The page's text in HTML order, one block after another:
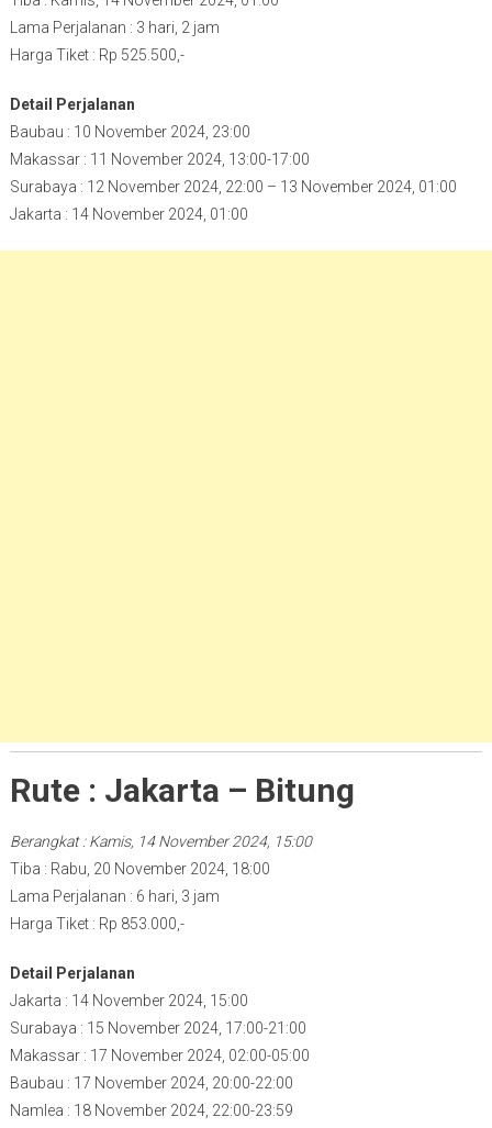
Lama Perjalanan : 3 hari, 2 jam
Harga Tiket : Rp 525.500,-
Detail Perjalanan
Baubau : 10 November 2024, 23:00
Makassar : 11 November 2024, 13:00-17:00
Surabaya : 12 November 2024, 22:00 – 13 November 2024, 01:00
Jakarta : 14 November 2024, 01:00
Rute : Jakarta – Bitung
Berangkat : Kamis, 14 November 2024, 15:00
Tiba : Rabu, 20 November 2024, 18:00
Lama Perjalanan : 6 hari, 3 jam
Harga Tiket : Rp 853.000,-
Detail Perjalanan
Jakarta : 14 November 2024, 15:00
Surabaya : 15 November 2024, 17:00-21:00
Makassar : 17 November 2024, 02:00-05:00
Baubau : 17 November 2024, 20:00-22:00
Namlea : 18 November 2024, 22:00-23:59